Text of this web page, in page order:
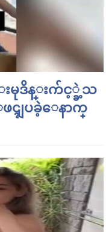
းမုဒိန္းက်င့္ခဲ့သ
ၚျပခဲ့ေနာက္